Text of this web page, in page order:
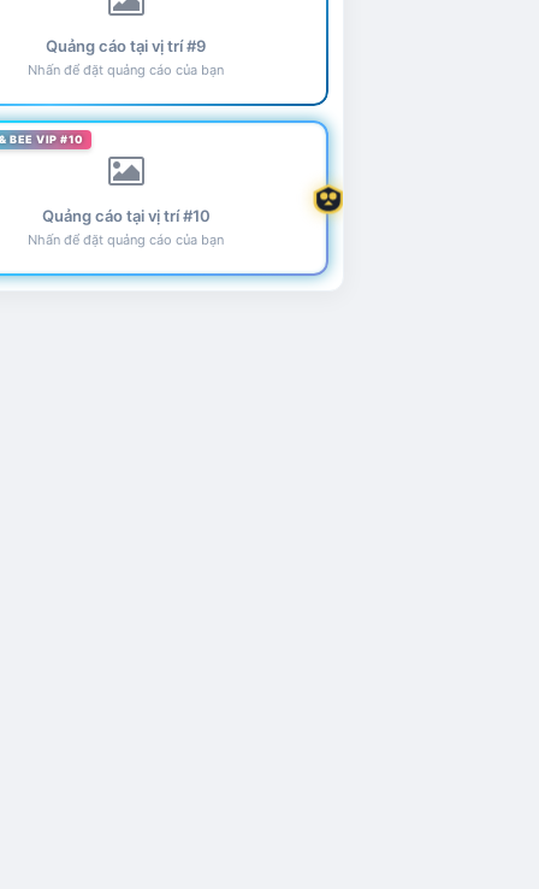
Quảng cáo tại vị trí #9
Nhấn để đặt quảng cáo của bạn
BEE VIP #10
Quảng cáo tại vị trí #10
Nhấn để đặt quảng cáo của bạn